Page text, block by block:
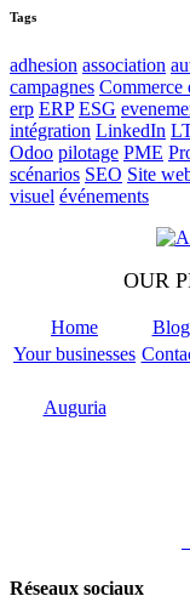
Tags
adhesion association
campagnes Commerce
erp ERP ESG
intégration LinkedIn
Odoo pilotage PME
scénarios SEO Site
visuel événements
OUR
Home
Blog
Your businesses
Auguria
Réseaux sociaux